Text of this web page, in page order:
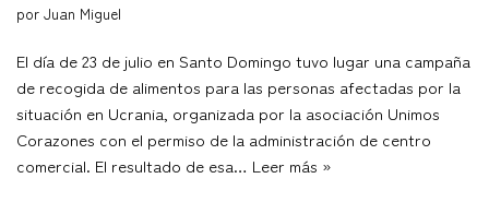
por Juan Miguel
El día de 23 de julio en Santo Domingo tuvo lugar una campaña
de recogida de alimentos para las personas afectadas por la
situación en Ucrania, organizada por la asociación Unimos
Corazones con el permiso de la administración de centro
comercial. El resultado de esa… Leer más »